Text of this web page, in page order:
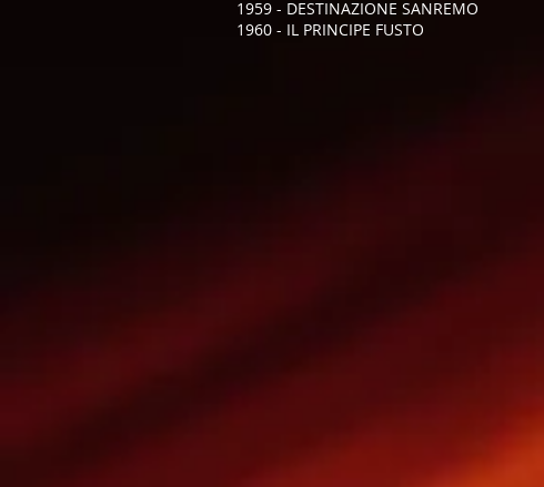
1959 - DESTINAZIONE SANREMO
1960 - IL PRINCIPE FUSTO